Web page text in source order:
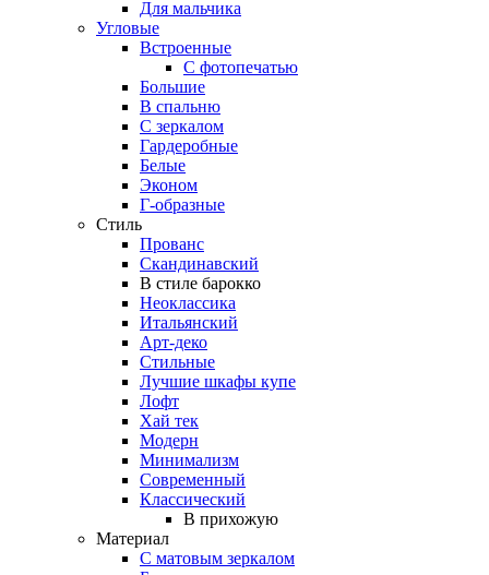
Для мальчика
Угловые
Встроенные
С фотопечатью
Большие
В спальню
С зеркалом
Гардеробные
Белые
Эконом
Г-образные
Стиль
Прованс
Скандинавский
В стиле барокко
Неоклассика
Итальянский
Арт-деко
Стильные
Лучшие шкафы купе
Лофт
Хай тек
Модерн
Минимализм
Современный
Классический
В прихожую
Материал
С матовым зеркалом